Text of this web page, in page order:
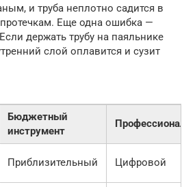
и труба неплотно садится в
Еще одна ошибка —
держать трубу на паяльнике
слой оплавится и сузит
Бюджетный
инструмент
Приблизительный Цифровой